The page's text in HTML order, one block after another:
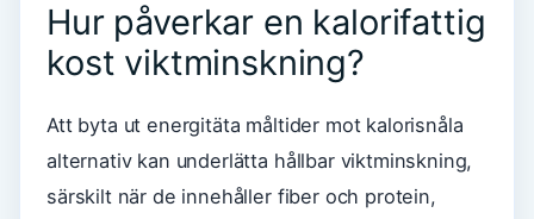
Hur påverkar en kalorifattig
kost viktminskning?
Att byta ut energitäta måltider mot kalorisnåla
alternativ kan underlätta hållbar viktminskning,
särskilt när de innehåller fiber och protein,